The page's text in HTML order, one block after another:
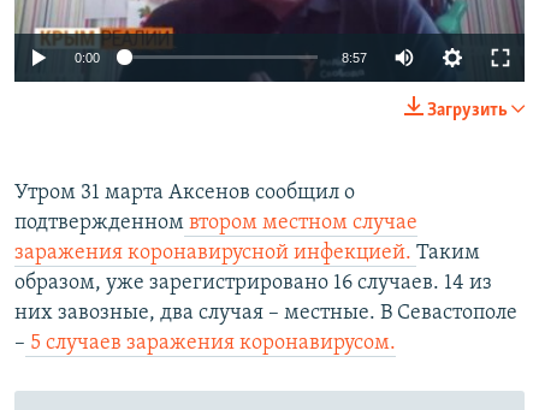
1080p
0:00 8:57
270p
1080p
Загрузить
Утром 31 марта Аксенов сообщил о
подтвержденном втором местном случае
заражения коронавирусной инфекцией. Таким
образом, уже зарегистрировано 16 случаев. 14 из
них завозные, два случая – местные. В Севастополе
– 5 случаев заражения коронавирусом.